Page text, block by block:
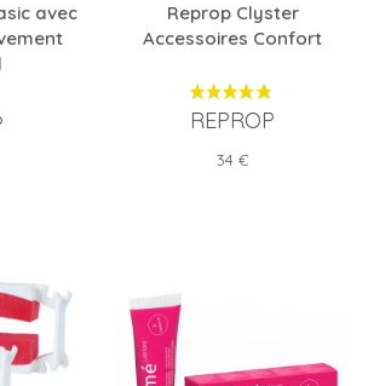
avec
Reprop Clyster
Accessoires Confort
REPROP
Prix
34 €